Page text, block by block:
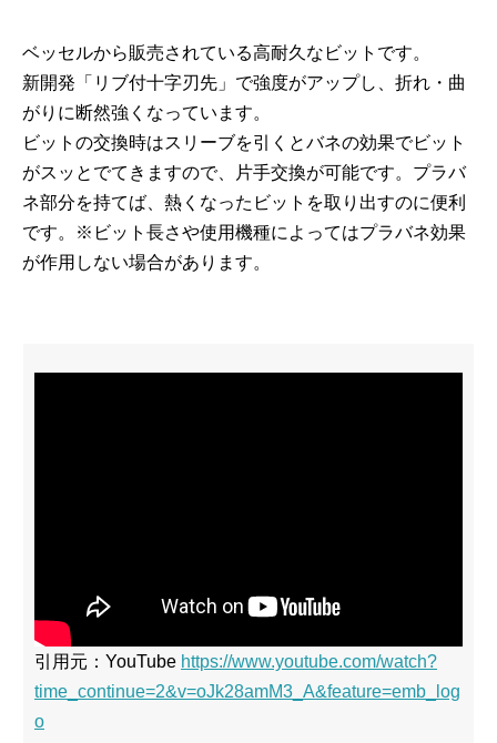
ベッセルから販売されている高耐久なビットです。
新開発「リブ付十字刃先」で強度がアップし、折れ・曲
がりに断然強くなっています。
ビットの交換時はスリーブを引くとバネの効果でビット
がスッとでてきますので、片手交換が可能です。プラバ
ネ部分を持てば、熱くなったビットを取り出すのに便利
です。※ビット長さや使用機種によってはプラバネ効果
が作用しない場合があります。
引用元：YouTube https://www.youtube.com/watch?
time_continue=2&v=oJk28amM3_A&feature=emb_log
o